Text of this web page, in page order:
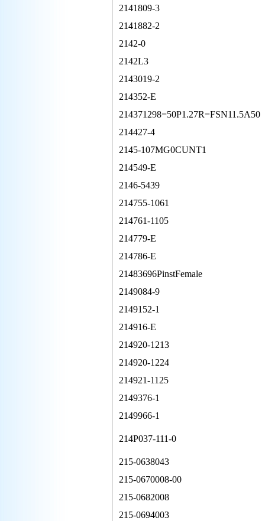
2141809-3
2141882-2
2142-0
2142L3
2143019-2
214352-E
214371298=50P1.27R=FSN11.5A50
214427-4
2145-107MG0CUNT1
214549-E
2146-5439
214755-1061
214761-1105
214779-E
214786-E
21483696PinstFemale
2149084-9
2149152-1
214916-E
214920-1213
214920-1224
214921-1125
2149376-1
2149966-1
214P037-111-0
215-0638043
215-0670008-00
215-0682008
215-0694003